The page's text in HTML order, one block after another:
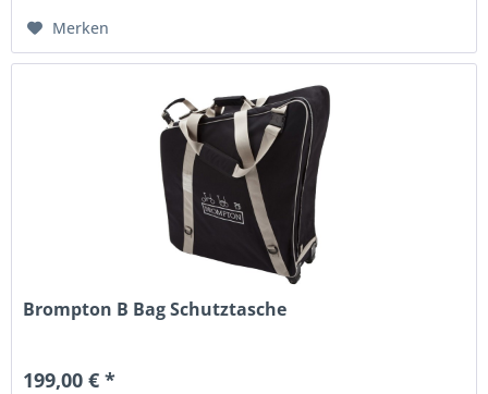
Merken
Brompton B Bag Schutztasche
199,00 € *